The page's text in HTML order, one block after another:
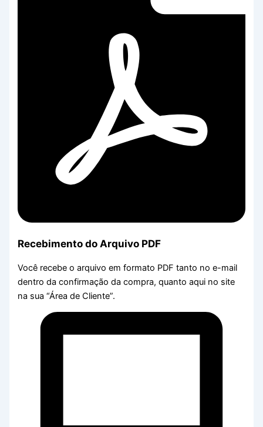
Recebimento do Arquivo PDF
Você recebe o arquivo em formato PDF tanto no e-mail
dentro da confirmação da compra, quanto aqui no site
na sua “Área de Cliente”.